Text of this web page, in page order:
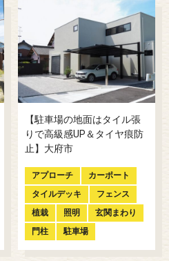
【駐車場の地面はタイル張
りで高級感UP＆タイヤ痕防
止】大府市
アプローチ
カーポート
タイルデッキ
フェンス
植栽
照明
玄関まわり
門柱
駐車場